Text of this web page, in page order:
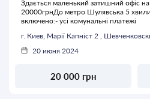
Здається маленький затишний офіс
20000грнДо метро Шулявська 5
включено:- усі комунальні платежі
г. Киев, Марії Капніст 2 ,
20 июня 2024
20 000 грн